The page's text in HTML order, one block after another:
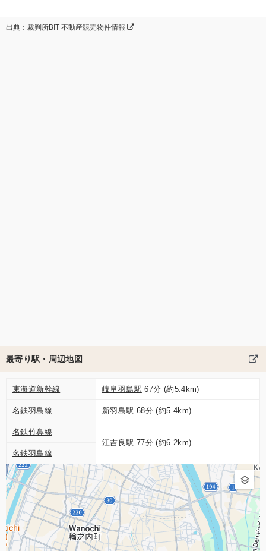
出典：裁判所BIT 不動産競売物件情報
最寄り駅・周辺地図
東海道新幹線 岐阜羽島駅 67分 (約5.4km)
名鉄羽島線 新羽島駅 68分 (約5.4km)
名鉄竹鼻線
江吉良駅 77分 (約6.2km)
名鉄羽島線